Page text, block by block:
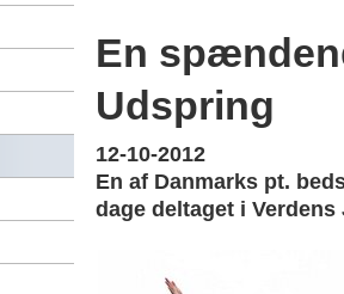
En
Udspring
12-10-2012
En af Danmarks pt.
dage deltaget i